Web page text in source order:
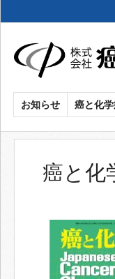
癌
と
お知らせ 癌と化
癌と化